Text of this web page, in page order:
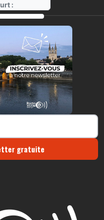
:
https://radio-g.fr?20186
gratuite